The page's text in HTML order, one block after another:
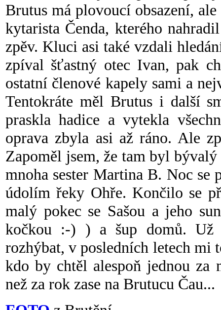
Brutus má plovoucí obsazení,
kytarista Čenda, kterého
zpěv. Kluci asi také vzdali
zpíval šťastný otec Ivan, pak
ostatní členové kapely sami a
Tentokráte měl Brutus i další
praskla hadice a vytekla
oprava zbyla asi až ráno. Ale
Zapoměl jsem, že tam byl
mnoha sester Martina B. Noc se
údolím řeky Ohře. Končilo se
malý pokec se Sašou a jeho
kočkou :-) ) a šup domů. Už
rozhýbat, v posledních letech mi
kdo by chtěl alespoň jednou za
než za rok zase na Brutucu Čau...